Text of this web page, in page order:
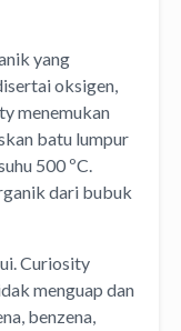
yang
oksigen,
menemukan
batu lumpur
500 ºC.
dari bubuk
Curiosity
menguap dan
benzena,